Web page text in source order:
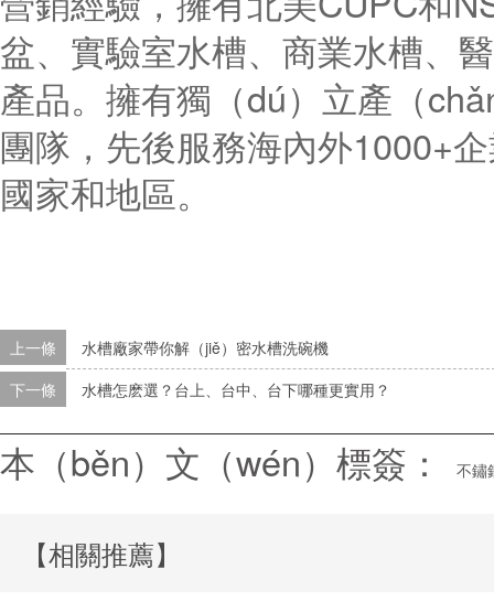
盆、實驗室水槽、商業水槽、
產品。擁有獨（dú）立產（
團隊，先後服務海內外1000+
國家和地區。
上一條
水槽廠家帶你解（jiě）密水槽洗碗機
下一條
水槽怎麽選？台上、台中、台下哪種更實用？
本（běn）文（wén）標簽： 不鏽
【相關推薦】